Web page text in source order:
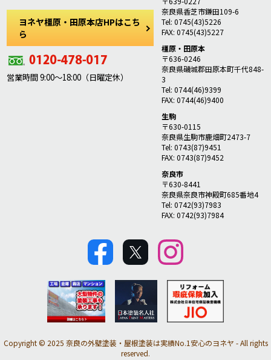
ヨネヤ橿原・田原本店HPはこち
ら
営業時間 9:00～18:00（日曜定休）
奈良県香芝市鎌田109-6
Tel: 0745(43)5226
FAX: 0745(43)5227
橿原・田原本
〒636-0246
奈良県磯城郡田原本町千代848-
3
Tel: 0744(46)9399
FAX: 0744(46)9400
生駒
〒630-0115
奈良県生駒市鹿畑町2473-7
Tel: 0743(87)9451
FAX: 0743(87)9452
奈良市
〒630-8441
奈良県奈良市神殿町685番地4
Tel: 0742(93)7983
FAX: 0742(93)7984
Copyright © 2025 奈良の外壁塗装・屋根塗装は実績No.1安心のヨネヤ - All rights
reserved.